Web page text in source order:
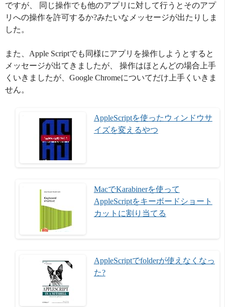
ですが、 同じ操作でも他のアプリに対して行うとそのアプ
リへの操作を許可するか?みたいなメッセージが出たりしま
した。
また、Apple Scriptでも同様にアプリを操作しようとすると
メッセージが出てきましたが、 操作はほとんどの場合上手
くいきましたが、Google Chromeについてだけ上手くいきま
せん。
AppleScriptを使ったウィンドウサ
イズを変えるやつ
MacでKarabinerを使って
AppleScriptをキーボードショート
カットに割り当てる
AppleScriptでfolderが使えなくなっ
た?